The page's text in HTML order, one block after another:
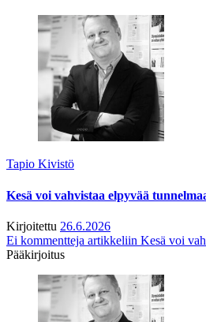
Tapio Kivistö
Kesä voi vahvistaa elpyvää
Kirjoitettu 26.6.2026
Ei kommentteja artikkeliin Kesä voi
Pääkirjoitus